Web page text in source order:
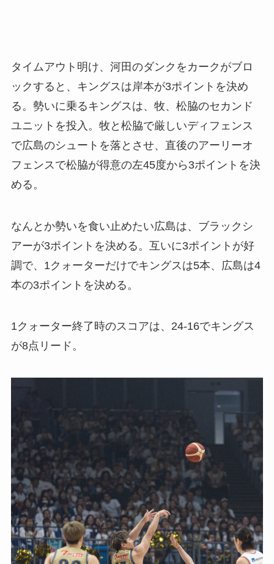
タイムアウト明け、河田のダンクをカークがブロ
ックすると、キングスは岸本が3ポイントを決め
る。勢いに乗るキングスは、牧、松脇のセカンド
ユニットを投入。牧と松脇で厳しいディフェンス
で広島のシュートを落とさせ、直後のアーリーオ
フェンスで松脇が得意の左45度から3ポイントを決
める。
なんとか勢いを食い止めたい広島は、ブラックシ
アーが3ポイントを決める。互いに3ポイントが好
調で、1クォーターだけでキングスは5本、広島は4
本の3ポイントを決める。
1クォーター終了時のスコアは、24-16でキングス
が8点リード。